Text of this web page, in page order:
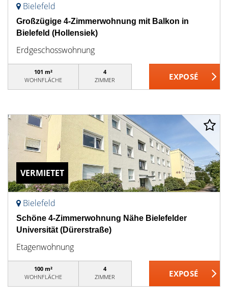
Bielefeld
Großzügige 4-Zimmerwohnung mit Balkon in
Bielefeld (Hollensiek)
Erdgeschosswohnung
101 m²
WOHNFLÄCHE
4
ZIMMER
VERMIETET
Bielefeld
Schöne 4-Zimmerwohnung Nähe Bielefelder
Universität (Dürerstraße)
Etagenwohnung
100 m²
WOHNFLÄCHE
4
ZIMMER